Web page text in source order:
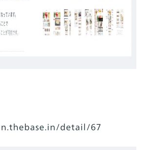
detail/67